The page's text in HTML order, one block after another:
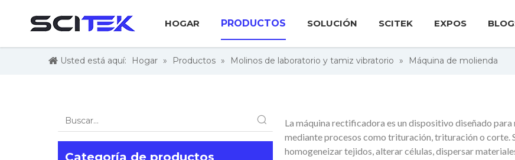
HOGAR PRODUCTOS SOLUCIÓN SCITEK EXPOS
Usted está aquí: Hogar » Productos » Molinos de laboratorio y tamiz vibratorio » Máquina de molienda
Categoría de productos
La máquina rectificadora es un dispositivo diseñado
mediante procesos como trituración, trituración o corte.
homogeneizar tejidos, alterar células, dispersar